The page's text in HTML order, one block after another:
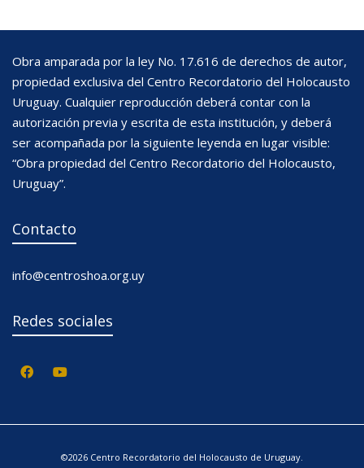
Obra amparada por la ley No. 17.616 de derechos de autor,
propiedad exclusiva del Centro Recordatorio del Holocausto
Uruguay. Cualquier reproducción deberá contar con la
autorización previa y escrita de esta institución, y deberá
ser acompañada por la siguiente leyenda en lugar visible:
“Obra propiedad del Centro Recordatorio del Holocausto,
Uruguay”.
Contacto
info@centroshoa.org.uy
Redes sociales
©2026 Centro Recordatorio del Holocausto de Uruguay.